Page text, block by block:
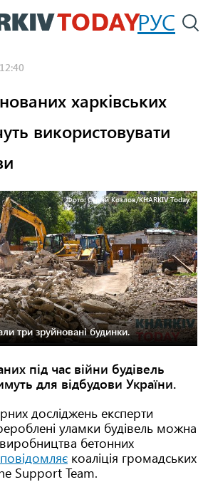
Перейти
до
РУС
харківських
використовувати
Фото: Сергій Козлов/KHARKIV Today.
три зруйновані будинки.
під час війни будівель
для відбудови України.
досліджень експерти
уламки будівель можна
бетонних
повідомляє коаліція громадських
Support Team.